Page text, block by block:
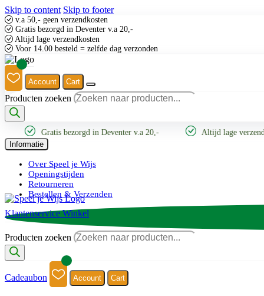
Skip to content Skip to footer
v.a 50,- geen verzendkosten
Gratis bezorgd in Deventer v.a 20,-
Altijd lage verzendkosten
Voor 14.00 besteld = zelfde dag verzonden
Account Cart
Producten zoeken
Gratis bezorgd in Deventer v.a 20,-
Altijd lage
Informatie
Over Speel je Wijs
Openingstijden
Retourneren
Bestellen & Verzenden
KlantenserviceWinkel
Producten zoeken
Cadeaubon Account Cart